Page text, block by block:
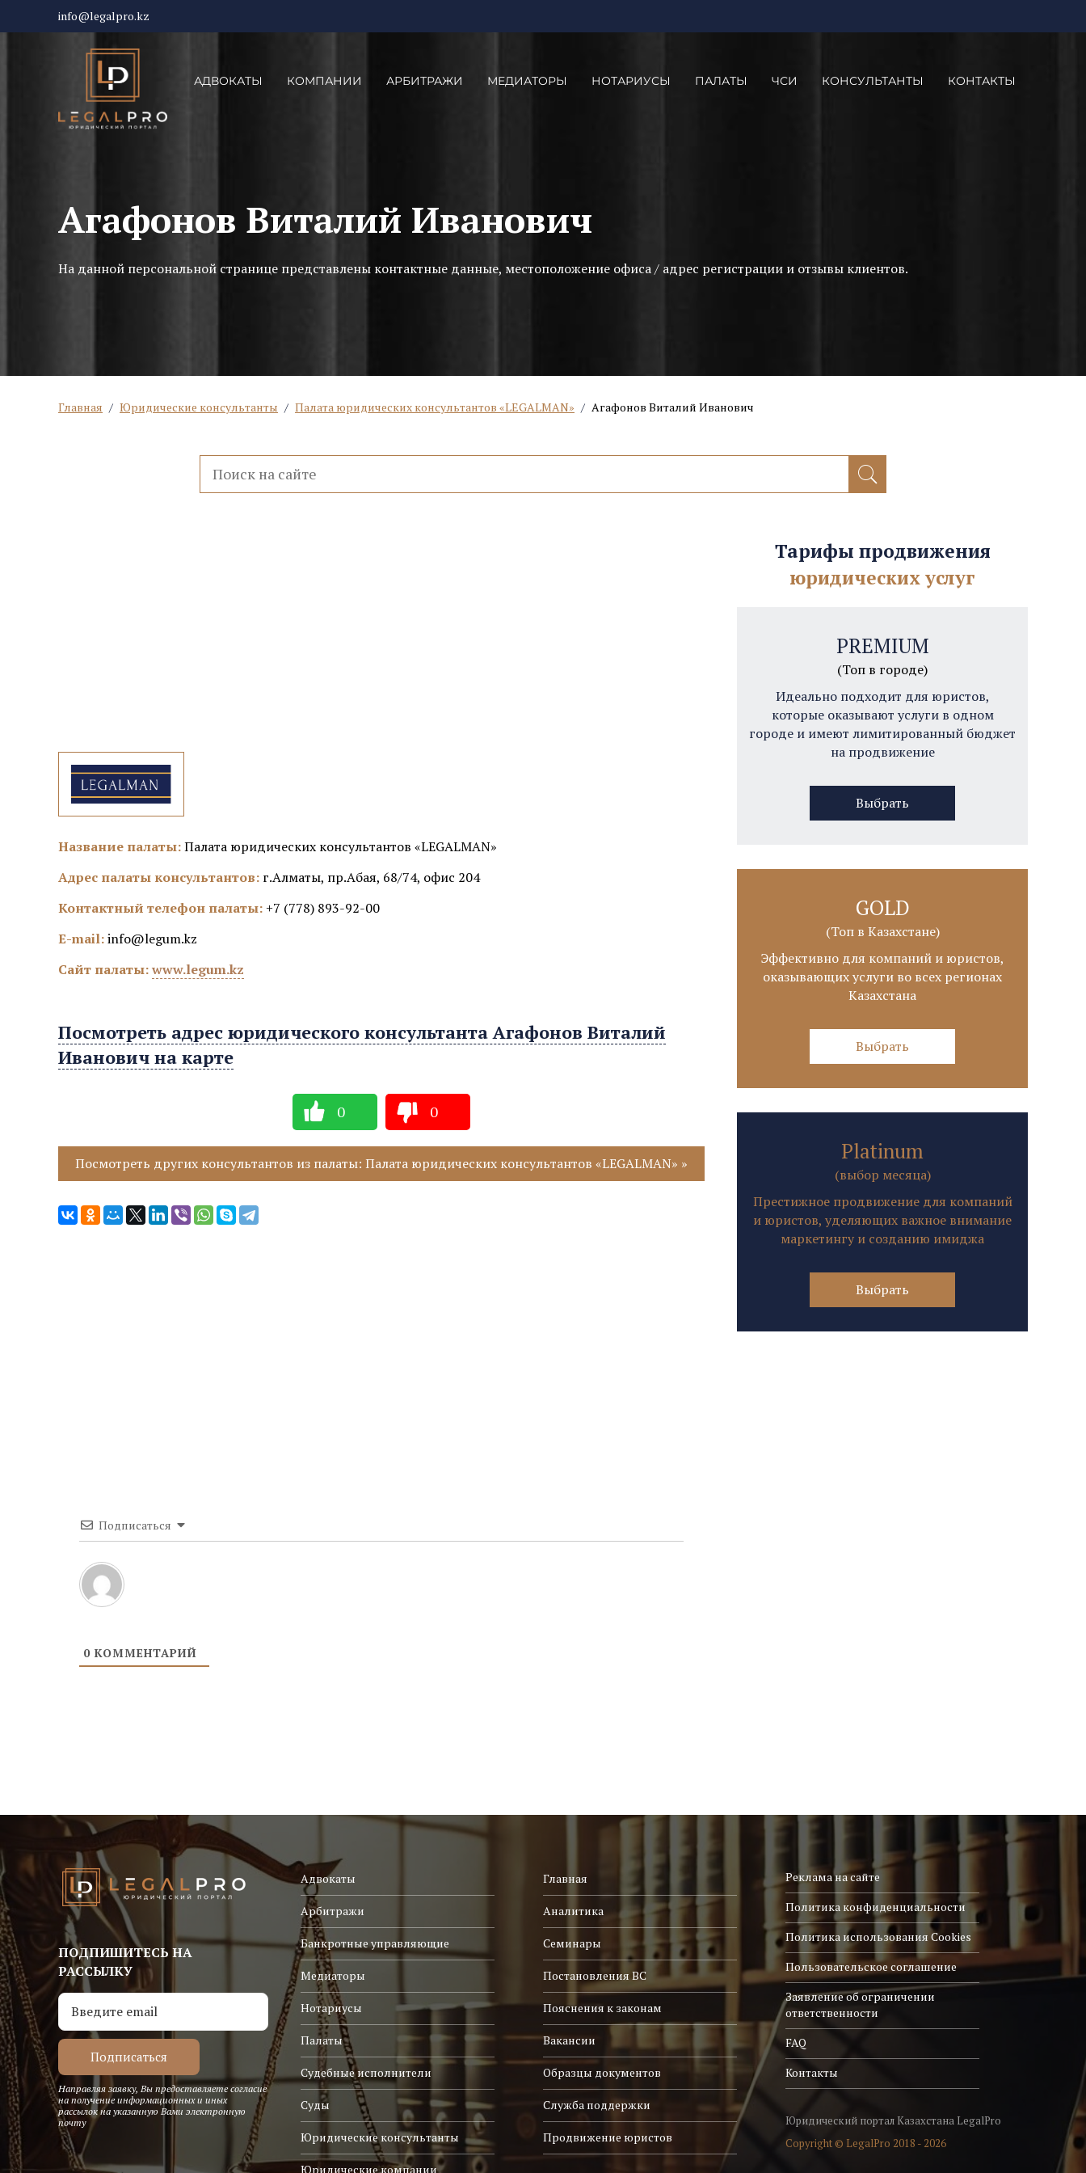
info@legalpro.kz
АДВОКАТЫ КОМПАНИИ АРБИТРАЖИ МЕДИАТОРЫ НОТАРИУСЫ ПАЛАТЫ ЧСИ КОНСУЛЬТАНТЫ КОНТАКТЫ
Агафонов Виталий Иванович
На данной персональной странице представлены контактные данные, местоположение офиса / адрес регистрации и отзывы клиентов.
Главная / Юридические консультанты / Палата юридических консультантов «LEGALMAN» / Агафонов Виталий Иванович
Название палаты:Палата юридических консультантов «LEGALMAN»
Адрес палаты консультантов: г.Алматы, пр.Абая, 68/74, офис 204
Контактный телефон палаты: +7 (778) 893-92-00
E-mail:info@legum.kz
Сайт палаты:www.legum.kz
Посмотреть адрес юридического консультанта Агафонов Виталий
Иванович на карте
0 0
Посмотреть других консультантов из палаты: Палата юридических консультантов «LEGALMAN» »
Подписаться
0 КОММЕНТАРИЙ
Тарифы продвижения
юридических услуг
PREMIUM
(Топ в городе)
Идеально подходит для юристов,
которые оказывают услуги в одном
городе и имеют лимитированный бюджет
на продвижение
Выбрать
GOLD
(Топ в Казахстане)
Эффективно для компаний и юристов,
оказывающих услуги во всех регионах
Казахстана
Выбрать
Platinum
(выбор месяца)
Престижное продвижение для компаний
и юристов, уделяющих важное внимание
маркетингу и созданию имиджа
Выбрать
ПОДПИШИТЕСЬ НА
РАССЫЛКУ
Направляя заявку, Вы предоставляете согласие
на получение информационных и иных
рассылок на указанную Вами электронную
почту
Адвокаты
Арбитражи
Банкротные управляющие
Медиаторы
Нотариусы
Палаты
Судебные исполнители
Суды
Юридические консультанты
Юридические компании
Главная
Аналитика
Семинары
Постановления ВС
Пояснения к законам
Вакансии
Образцы документов
Служба поддержки
Продвижение юристов
Реклама на сайте
Политика конфиденциальности
Политика использования Cookies
Пользовательское соглашение
Заявление об ограничении
ответственности
FAQ
Контакты
Юридический портал Казахстана LegalPro
Copyright © LegalPro 2018 - 2026